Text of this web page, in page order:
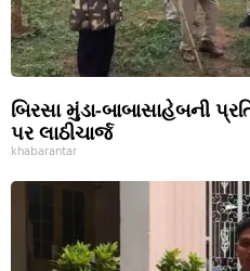
બિરસા મુંડા-બાબાસાહેબની
પર લાઠીચાર્જ
khabarantar